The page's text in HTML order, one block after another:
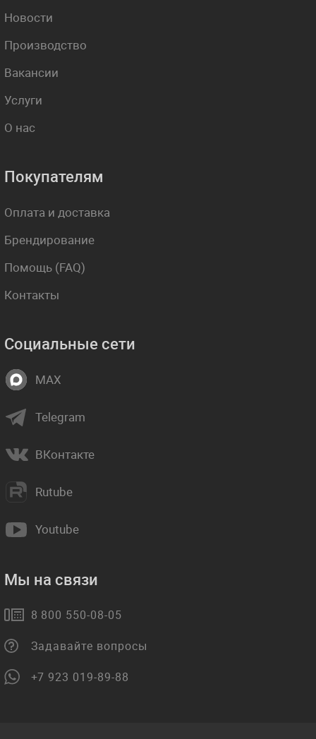
Новости
Производство
Вакансии
Услуги
О нас
Покупателям
Оплата и доставка
Брендирование
Помощь (FAQ)
Контакты
Социальные сети
MAX
Telegram
ВКонтакте
Rutube
Youtube
Мы на связи
8 800 550-08-05
Задавайте вопросы
+7 923 019-89-88